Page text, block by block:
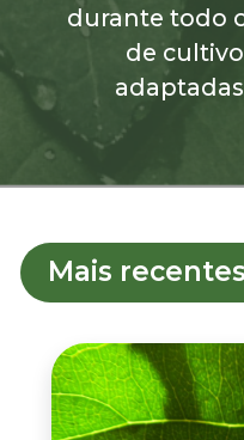
durante todo
de
Mais recentes